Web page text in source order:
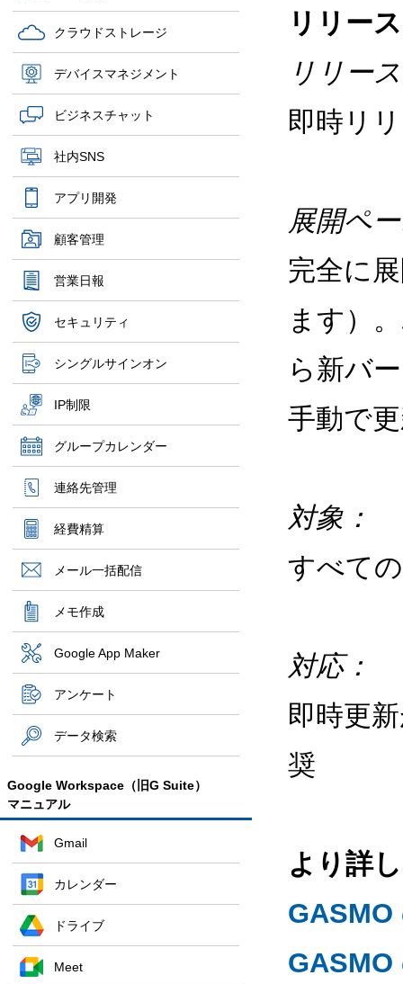
クラウドストレージ
デバイスマネジメント
ビジネスチャット
社内SNS
アプリ開発
顧客管理
営業日報
セキュリティ
シングルサインオン
IP制限
グループカレンダー
連絡先管理
経費精算
メール一括配信
メモ作成
Google App Maker
アンケート
データ検索
Google Workspace（旧G Suite）
マニュアル
Gmail
カレンダー
ドライブ
Meet
リリー
リリー
即時リ
展開ペ
完全に
ます）
ら新バ
手動で
対象：
すべて
対応：
即時更
奨
より詳
GASMO
GASMO